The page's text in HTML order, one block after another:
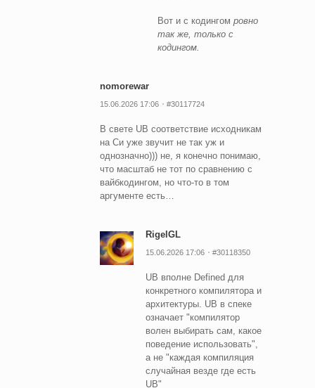
Вот и с кодингом ровно
так же, только с
кодингом.
nomorewar
15.06.2026 17:06 #30117724
В свете UB соответствие исходникам
на Си уже звучит не так уж и
однозначно))) не, я конечно понимаю,
что масштаб не тот по сравнению с
вайбкодингом, но что-то в том
аргументе есть…
RigelGL
15.06.2026 17:06 #30118350
UB вполне Defined для
конкретного компилятора и
архитектуры. UB в спеке
означает "компилятор
волен выбирать сам, какое
поведение использовать",
а не "каждая компиляция
случайная везде где есть
UB"